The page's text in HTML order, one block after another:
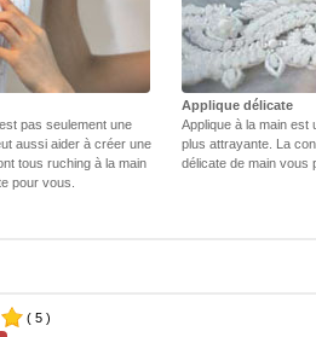
pas seulement une
aussi aider à créer une
tous ruching à la main
pour vous.
Applique délicate
Applique à la main est
plus attrayante. La
délicate de main vous
( 5 )